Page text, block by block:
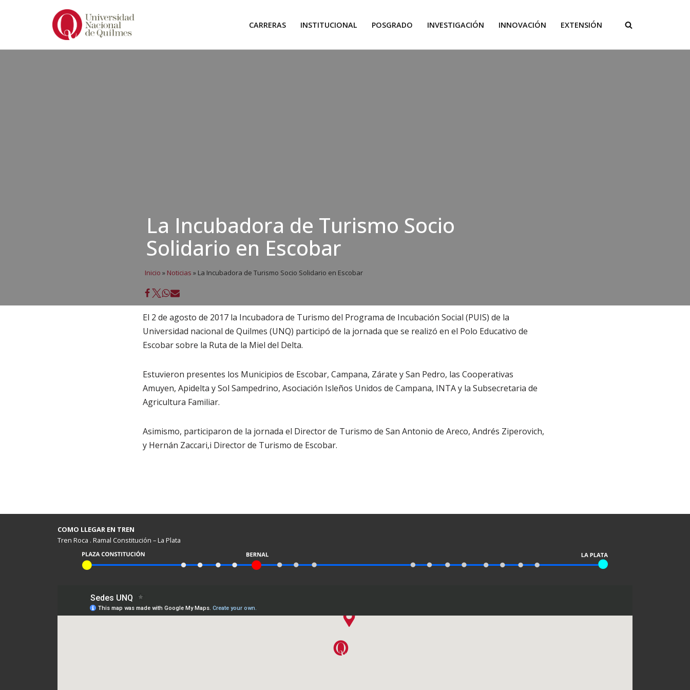
CARRERAS INSTITUCIONAL POSGRADO INVESTIGACIÓN INNOVACIÓN EXTENSIÓN
La Incubadora de Turismo Socio
Solidario en Escobar
Inicio » Noticias » La Incubadora de Turismo Socio Solidario en Escobar
El 2 de agosto de 2017 la Incubadora de Turismo del Programa de Incubación Social (PUIS) de la
Universidad nacional de Quilmes (UNQ) participó de la jornada que se realizó en el Polo Educativo de
Escobar sobre la Ruta de la Miel del Delta.
Estuvieron presentes los Municipios de Escobar, Campana, Zárate y San Pedro, las Cooperativas
Amuyen, Apidelta y Sol Sampedrino, Asociación Isleños Unidos de Campana, INTA y la Subsecretaria de
Agricultura Familiar.
Asimismo, participaron de la jornada el Director de Turismo de San Antonio de Areco, Andrés Ziperovich,
y Hernán Zaccari,i Director de Turismo de Escobar.
COMO LLEGAR EN TREN
Tren Roca . Ramal Constitución – La Plata